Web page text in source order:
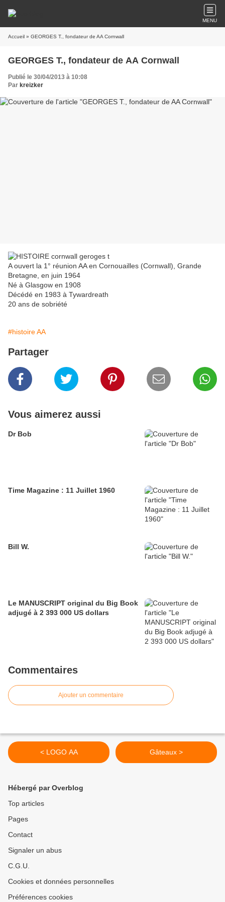
MENU
Accueil » GEORGES T., fondateur de AA Cornwall
GEORGES T., fondateur de AA Cornwall
Publié le 30/04/2013 à 10:08
Par kreizker
A ouvert la 1° réunion AA en Cornouailles (Cornwall), Grande
Bretagne, en juin 1964
Né à Glasgow en 1908
Décédé en 1983 à Tywardreath
20 ans de sobriété
#histoire AA
Partager
Vous aimerez aussi
Dr Bob
Time Magazine : 11 Juillet 1960
Bill W.
Le MANUSCRIPT original du Big Book
adjugé à 2 393 000 US dollars
Commentaires
Ajouter un commentaire
< LOGO AA Gâteaux >
Hébergé par Overblog
Top articles
Pages
Contact
Signaler un abus
C.G.U.
Cookies et données personnelles
Préférences cookies